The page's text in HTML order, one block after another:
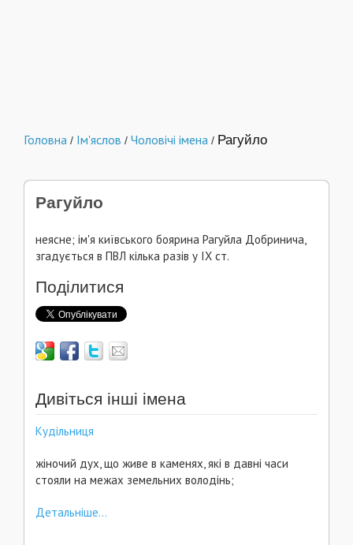
Головна / Ім'яслов / Чоловічі імена / Рагуйло
Рагуйло
неясне; ім'я київського боярина Рагуйла Добринича,
згадується в ПВЛ кілька разів у ІХ ст.
Поділитися
Дивіться інші імена
Кудільниця
жіночий дух, що живе в каменях, які в давні часи
стояли на межах земельних володінь;
Детальніше...